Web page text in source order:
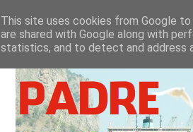
This site uses cookies from Google
are shared with Google along with
statistics, and to detect and address